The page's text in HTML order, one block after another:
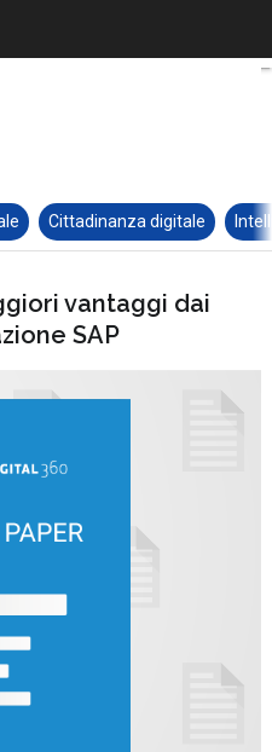
Cittadinanza digitale
vantaggi dai
SAP